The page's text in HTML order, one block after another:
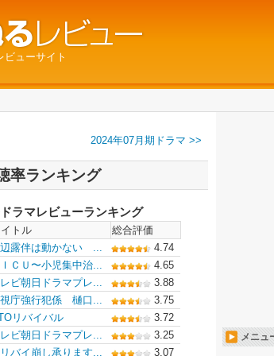
ビューサイト
2024年07月期ドラマ >>
率ランキング
ラマレビューランキング
トル
総合評価
露伴は動かない ...
4.74
ＩＣＵ〜小児集中治...
4.65
ビ朝日ドラマプレ...
3.88
庁強行犯係 樋口...
3.75
リバイバル
3.72
ビ朝日ドラマプレ...
3.25
バイ崩し承ります...
3.07
メニュ